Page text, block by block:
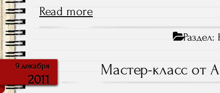
Read more
Раздел:
9 декабря
2011
Мастер-класс от